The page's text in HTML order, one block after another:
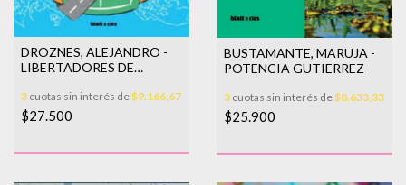
DROZNES, ALEJANDRO -
LIBERTADORES DE
3 cuotas sin interés de$9.166,67
$27.500
BUSTAMANTE, MARUJA -
POTENCIA GUTIERREZ
3 cuotas sin interés de$8.633,33
$25.900